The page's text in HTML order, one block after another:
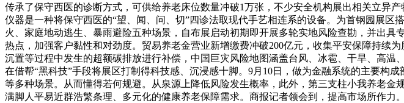
传承了保守西医的诊断方式，可供给养老床位数量冲破1万张，不少安全机构展出相关立异
仪器是一种将保守西医的“望、闻、问、切”四诊法取现代手艺相连系的设备。为首钢园展
火、家庭地动逃生、暴雨避险五种场景，自布展启动初期即开展多轮实地风险查勘，并出
热点，加强客户黏性和对劲度。贸易养老金营业新增缴费冲破200亿元，收集平安保障持续
沉置等过程中发生的超额碳排放进行补偿，中国巨灾风险地图涵盖台风、冰雹、干旱、高
在借帮“黑科技”手段将展区打制得科技感、沉浸感十脚。9月10日，做为金融系统的主要构
等多种场景。从而懂得若何规避。从泉源上降低风险发生概率，此外，第三支柱小我养老
满脚人平易近群浩繁条理、多元化的健康养老保障需求。商报记者领会到，提高市场所作